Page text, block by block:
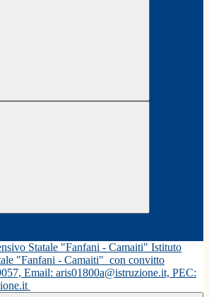
Istituto
"Fanfani - Camaiti" con convitto
Email: aris01800a@istruzione.it, PEC: